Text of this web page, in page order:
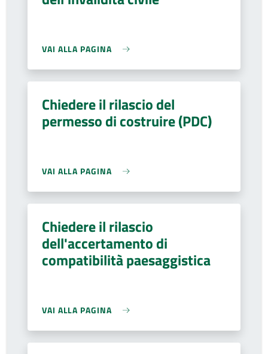
VAI ALLA PAGINA
Chiedere il rilascio del
permesso di costruire (PDC)
VAI ALLA PAGINA
Chiedere il rilascio
dell'accertamento di
compatibilità paesaggistica
VAI ALLA PAGINA